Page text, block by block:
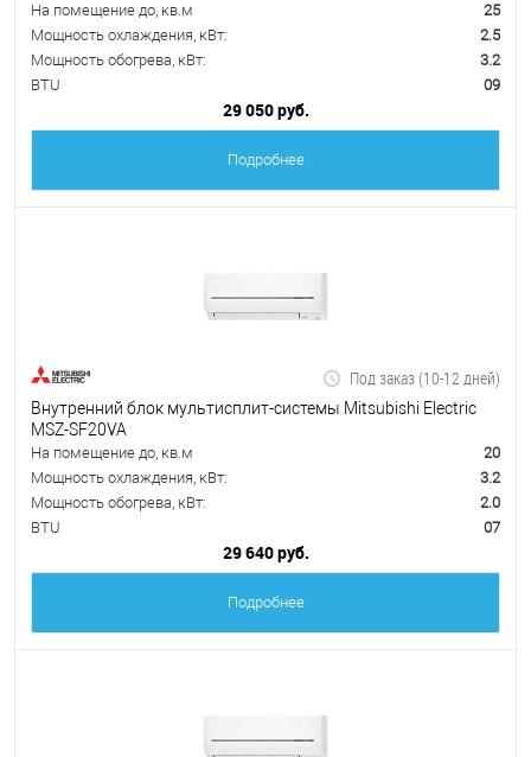
На помещение до, кв.м
25
Мощность охлаждения, кВт:
2.5
Мощность обогрева, кВт:
3.2
BTU
09
29 050 руб.
Подробнее
Под заказ (10-12 дней)
Внутренний блок мультисплит-системы Mitsubishi Electric
MSZ-SF20VA
На помещение до, кв.м
20
Мощность охлаждения, кВт:
3.2
Мощность обогрева, кВт:
2.0
BTU
07
29 640 руб.
Подробнее